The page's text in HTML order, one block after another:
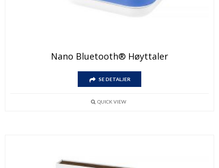
Nano Bluetooth® Høyttaler
SE DETALJER
QUICK VIEW